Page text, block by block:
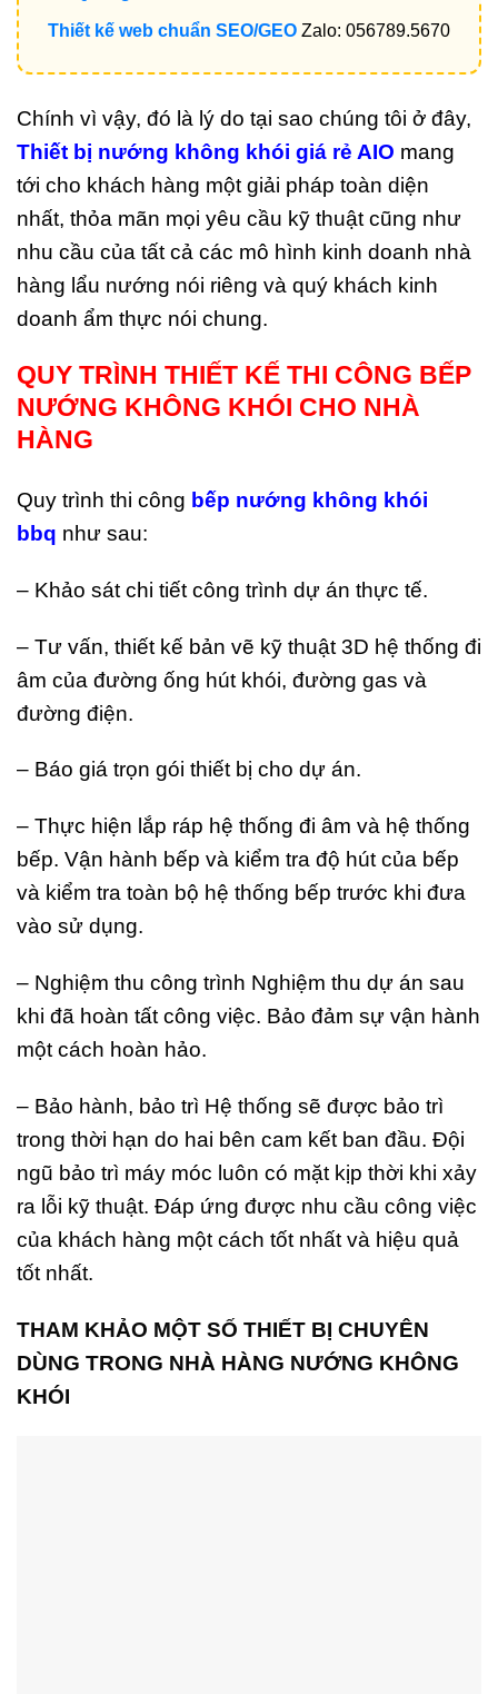
Thiết kế web chuẩn SEO/GEO Zalo: 056789.5670
Chính vì vậy, đó là lý do tại sao chúng tôi ở đây,
Thiết bị nướng không khói giá rẻ AIO mang
tới cho khách hàng một giải pháp toàn diện
nhất, thỏa mãn mọi yêu cầu kỹ thuật cũng như
nhu cầu của tất cả các mô hình kinh doanh nhà
hàng lẩu nướng nói riêng và quý khách kinh
doanh ẩm thực nói chung.
QUY TRÌNH THIẾT KẾ THI CÔNG BẾP
NƯỚNG KHÔNG KHÓI CHO NHÀ
HÀNG
Quy trình thi công bếp nướng không khói
bbq như sau:
– Khảo sát chi tiết công trình dự án thực tế.
– Tư vấn, thiết kế bản vẽ kỹ thuật 3D hệ thống đi
âm của đường ống hút khói, đường gas và
đường điện.
– Báo giá trọn gói thiết bị cho dự án.
– Thực hiện lắp ráp hệ thống đi âm và hệ thống
bếp. Vận hành bếp và kiểm tra độ hút của bếp
và kiểm tra toàn bộ hệ thống bếp trước khi đưa
vào sử dụng.
– Nghiệm thu công trình Nghiệm thu dự án sau
khi đã hoàn tất công việc. Bảo đảm sự vận hành
một cách hoàn hảo.
– Bảo hành, bảo trì Hệ thống sẽ được bảo trì
trong thời hạn do hai bên cam kết ban đầu. Đội
ngũ bảo trì máy móc luôn có mặt kịp thời khi xảy
ra lỗi kỹ thuật. Đáp ứng được nhu cầu công việc
của khách hàng một cách tốt nhất và hiệu quả
tốt nhất.
THAM KHẢO MỘT SỐ THIẾT BỊ CHUYÊN
DÙNG TRONG NHÀ HÀNG NƯỚNG KHÔNG
KHÓI